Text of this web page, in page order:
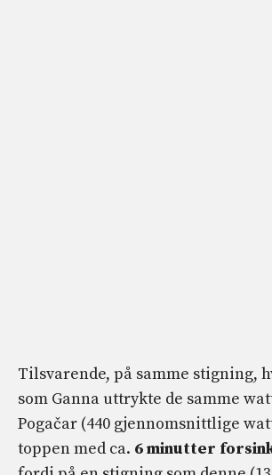
Tilsvarende, på samme stigning,
som Ganna uttrykte de samme
Pogačar (440 gjennomsnittlige
toppen med ca. 6 minutter